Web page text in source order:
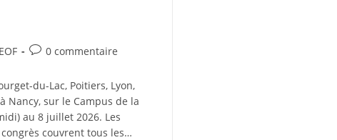
0 commentaire
du-Lac, Poitiers, Lyon,
Nancy, sur le Campus de la
au 8 juillet 2026. Les
couvrent tous les…